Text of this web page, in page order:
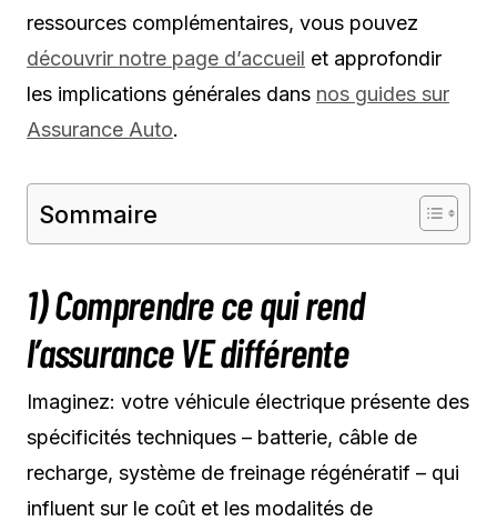
ressources complémentaires, vous pouvez
découvrir notre page d’accueil et approfondir
les implications générales dans nos guides sur
Assurance Auto.
Sommaire
1) Comprendre ce qui rend
l’assurance VE différente
Imaginez: votre véhicule électrique présente des
spécificités techniques – batterie, câble de
recharge, système de freinage régénératif – qui
influent sur le coût et les modalités de